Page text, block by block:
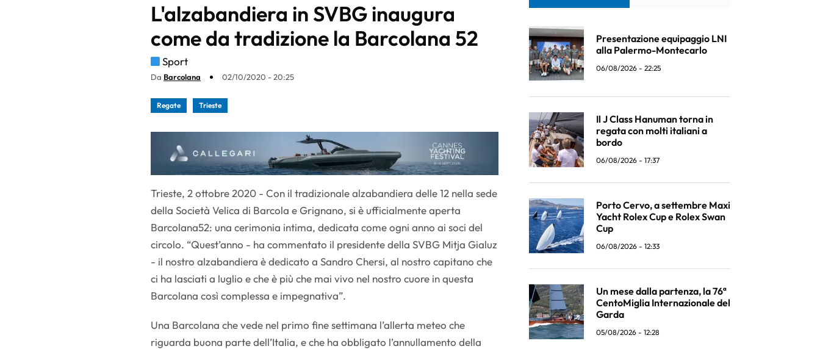
L'alzabandiera in SVBG inaugura
come da tradizione la Barcolana 52
Sport
Da Barcolana 02/10/2020 - 20:25
Regate Trieste
Trieste, 2 ottobre 2020 - Con il tradizionale alzabandiera delle 12 nella sede
della Società Velica di Barcola e Grignano, si è ufficialmente aperta
Barcolana52: una cerimonia intima, dedicata come ogni anno ai soci del
circolo. “Quest’anno - ha commentato il presidente della SVBG Mitja Gialuz
- il nostro alzabandiera è dedicato a Sandro Chersi, al nostro capitano che
ci ha lasciati a luglio e che è più che mai vivo nel nostro cuore in questa
Barcolana così complessa e impegnativa”.
Una Barcolana che vede nel primo fine settimana l’allerta meteo che
riguarda buona parte dell’Italia, e che ha obbligato l’annullamento della
Presentazione equipaggio LNI
alla Palermo-Montecarlo
06/08/2026 - 22:25
Il J Class Hanuman torna in
regata con molti italiani a
bordo
06/08/2026 - 17:37
Porto Cervo, a settembre Maxi
Yacht Rolex Cup e Rolex Swan
Cup
06/08/2026 - 12:33
Un mese dalla partenza, la 76ª
CentoMiglia Internazionale del
Garda
05/08/2026 - 12:28